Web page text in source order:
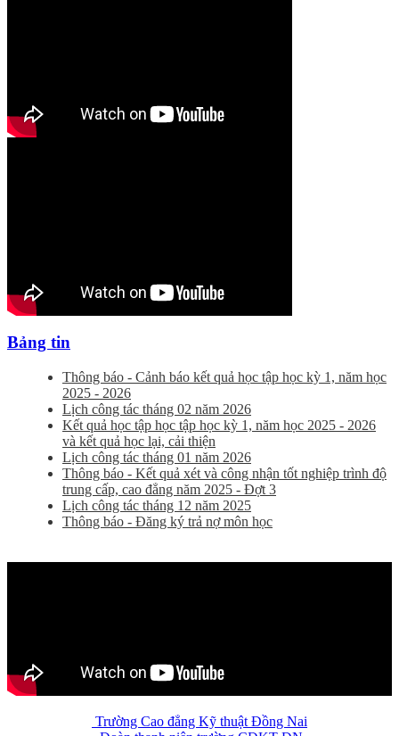
Bảng tin
Thông báo - Cảnh báo kết quả học tập học kỳ 1, năm học
2025 - 2026
Lịch công tác tháng 02 năm 2026
Kết quả học tập học tập học kỳ 1, năm học 2025 - 2026
và kết quả học lại, cải thiện
Lịch công tác tháng 01 năm 2026
Thông báo - Kết quả xét và công nhận tốt nghiệp trình độ
trung cấp, cao đẳng năm 2025 - Đợt 3
Lịch công tác tháng 12 năm 2025
Thông báo - Đăng ký trả nợ môn học
Trường Cao đẳng Kỹ thuật Đồng Nai